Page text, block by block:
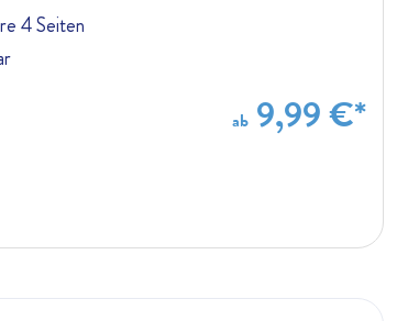
4 Seiten
ab 9,99 €*